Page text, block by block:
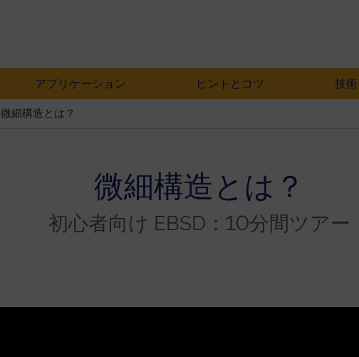
アプリケーション ヒントとコツ 技術
微細構造とは？
微細構造とは？
初心者向け EBSD：10分間ツアー